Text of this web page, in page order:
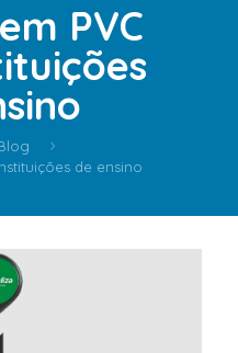
PVC
de ensino